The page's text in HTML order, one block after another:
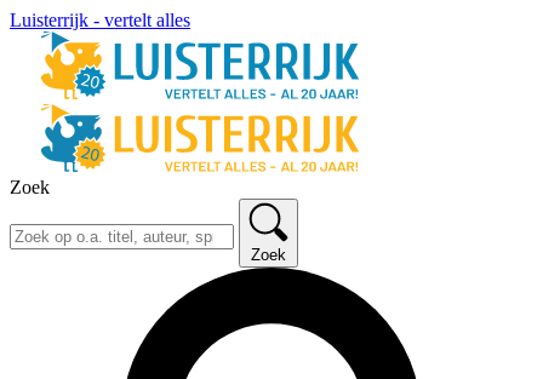
Luisterrijk - vertelt alles
Zoek
Zoek